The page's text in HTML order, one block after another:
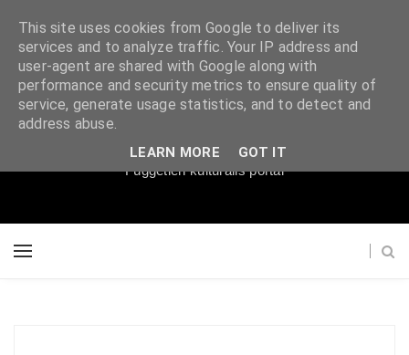
Súgópéldány
Független kulturális portál
This site uses cookies from Google to deliver its
services and to analyze traffic. Your IP address and
user-agent are shared with Google along with
performance and security metrics to ensure quality of
service, generate usage statistics, and to detect and
address abuse.
LEARN MORE GOT IT